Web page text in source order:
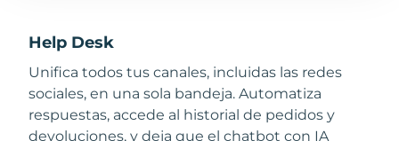
Help Desk
Unifica todos tus canales, incluidas las redes
sociales, en una sola bandeja. Automatiza
respuestas, accede al historial de pedidos y
devoluciones, y deja que el chatbot con IA